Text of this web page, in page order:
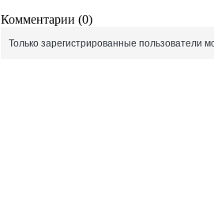
Комментарии (0)
Только зарегистрированные пользователи